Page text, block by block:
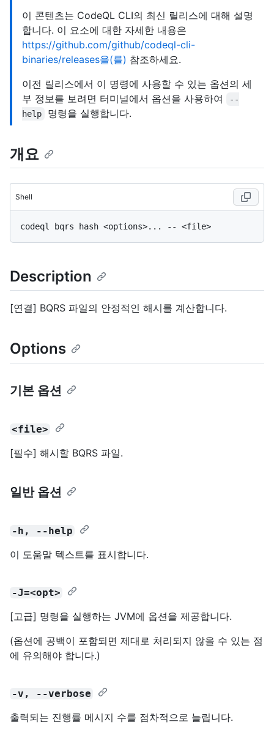
이 콘텐츠는 CodeQL CLI의 최신 릴리스에 대해 설명
합니다. 이 요소에 대한 자세한 내용은
https://github.com/github/codeql-cli-
binaries/releases을(를) 참조하세요.
이전 릴리스에서 이 명령에 사용할 수 있는 옵션의 세
부 정보를 보려면 터미널에서 옵션을 사용하여
--
help
명령을 실행합니다.
개요
Shell
Description
[연결] BQRS 파일의 안정적인 해시를 계산합니다.
Options
기본 옵션
<file>
[필수] 해시할 BQRS 파일.
일반 옵션
-h, --help
이 도움말 텍스트를 표시합니다.
-J=<opt>
[고급] 명령을 실행하는 JVM에 옵션을 제공합니다.
(옵션에 공백이 포함되면 제대로 처리되지 않을 수 있는 점
에 유의해야 합니다.)
-v, --verbose
출력되는 진행률 메시지 수를 점차적으로 늘립니다.